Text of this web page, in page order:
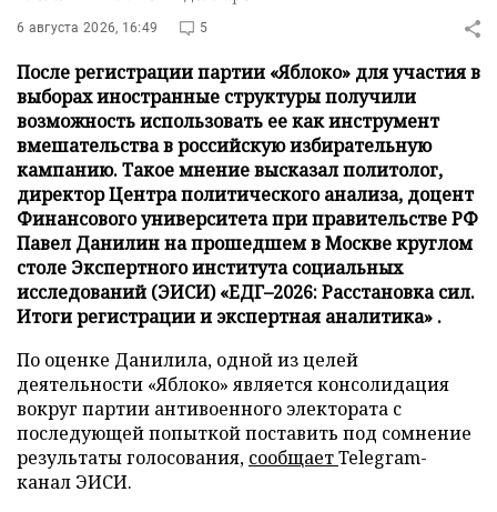
6 августа 2026, 16:49 5
После регистрации партии «Яблоко» для участия в
выборах иностранные структуры получили
возможность использовать ее как инструмент
вмешательства в российскую избирательную
кампанию. Такое мнение высказал политолог,
директор Центра политического анализа, доцент
Финансового университета при правительстве РФ
Павел Данилин на прошедшем в Москве круглом
столе Экспертного института социальных
исследований (ЭИСИ) «ЕДГ–2026: Расстановка сил.
Итоги регистрации и экспертная аналитика» .
По оценке Данилила, одной из целей
деятельности «Яблоко» является консолидация
вокруг партии антивоенного электората с
последующей попыткой поставить под сомнение
результаты голосования, сообщаетTelegram-
канал ЭИСИ.